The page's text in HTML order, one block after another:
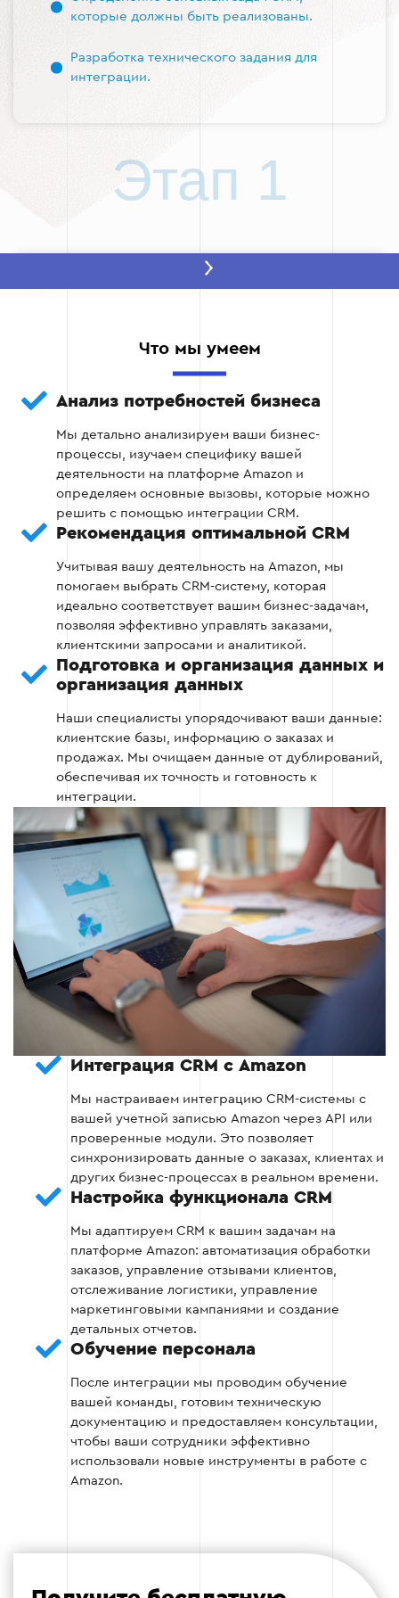
которые должны быть реализованы.
Разработка технического задания для
интеграции.
Этап 1
Этап 2: Выбор CRM-системы и
Помощь в выборе оптимальной CRM-
Разработка архитектуры интеграции и
Синхронизация данных о заказах, товарах,
клиентах и остатках.
Этап 2
Этап 3: Настройка автоматизации
Разработка алгоритмов автоматического
обновления статусов заказов, цен и
остатков.
Настройка автоматических оповещений
для менеджеров о новых заказах или
изменениях статуса.
Автоматизация ответов клиентам через
CRM.
Этап 3
Этап 4: Тестирование интеграции
Проведение многоуровневого
тестирования функционала CRM на
реальных и тестовых данных.
Выявление и устранение возможных
ошибок в работе системы.
Проверка стабильности интеграции во
время высокой нагрузки.
Этап 4
тренингов для работников.
Что мы умеем
Анализ потребностей бизнеса
Мы детально анализируем ваши бизнес-
процессы, изучаем специфику вашей
деятельности на платформе Amazon и
определяем основные вызовы, которые можно
решить с помощью интеграции CRM.
Рекомендация оптимальной CRM
Учитывая вашу деятельность на Amazon, мы
помогаем выбрать CRM-систему, которая
идеально соответствует вашим бизнес-задачам,
позволяя эффективно управлять заказами,
клиентскими запросами и аналитикой.
Подготовка и организация данных и
организация данных
Наши специалисты упорядочивают ваши данные:
клиентские базы, информацию о заказах и
продажах. Мы очищаем данные от дублирований,
обеспечивая их точность и готовность к
интеграции.
Интеграция CRM с Amazon
Мы настраиваем интеграцию CRM-системы с
вашей учетной записью Amazon через API или
проверенные модули. Это позволяет
синхронизировать данные о заказах, клиентах и
других бизнес-процессах в реальном времени.
Настройка функционала CRM
Мы адаптируем CRM к вашим задачам на
платформе Amazon: автоматизация обработки
заказов, управление отзывами клиентов,
отслеживание логистики, управление
маркетинговыми кампаниями и создание
детальных отчетов.
Обучение персонала
После интеграции мы проводим обучение
вашей команды, готовим техническую
документацию и предоставляем консультации,
чтобы ваши сотрудники эффективно
использовали новые инструменты в работе с
Amazon.